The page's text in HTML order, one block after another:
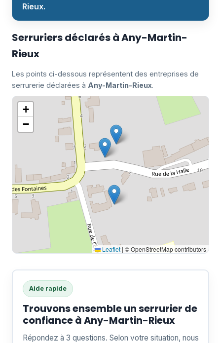
Rieux.
Serruriers déclarés à Any-Martin-
Rieux
Les points ci-dessous représentent des entreprises de
serrurerie déclarées à Any-Martin-Rieux.
+
−
Leaflet | © OpenStreetMap contributors
Aide rapide
Trouvons ensemble un serrurier de
confiance à Any-Martin-Rieux
Répondez à 3 questions. Selon votre situation, nous